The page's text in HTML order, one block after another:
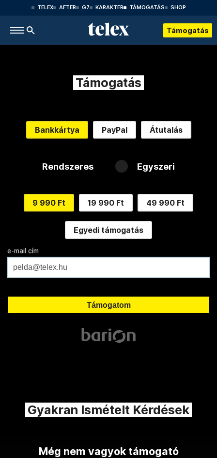
TELEX AFTER G7 KARAKTER TÁMOGATÁS SHOP
Támogatás
Támogatás
Bankkártya PayPal Átutalás
Rendszeres Egyszeri
9 990 Ft 19 990 Ft 49 990 Ft
Egyedi támogatás
e-mail cím
Gyakran Ismételt Kérdések
Még nem vagyok támogató